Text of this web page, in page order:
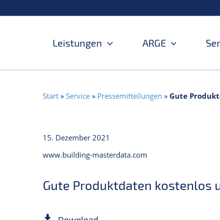
Inhalt
Leistungen ARGE
Start » Service » Pressemitteilungen » Gute
15. Dezember 2021
www.building-masterdata.com
Gute Produktdaten kostenlos